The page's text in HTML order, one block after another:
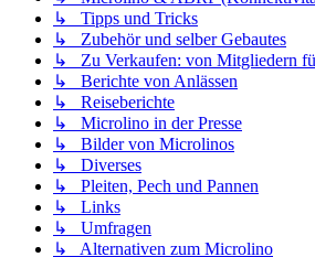
↳ Tipps und Tricks
↳ Zubehör und selber Gebautes
↳ Zu Verkaufen: von Mitgliedern
↳ Berichte von Anlässen
↳ Reiseberichte
↳ Microlino in der Presse
↳ Bilder von Microlinos
↳ Diverses
↳ Pleiten, Pech und Pannen
↳ Links
↳ Umfragen
↳ Alternativen zum Microlino